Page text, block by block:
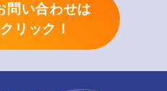
問い合わせは
リック！